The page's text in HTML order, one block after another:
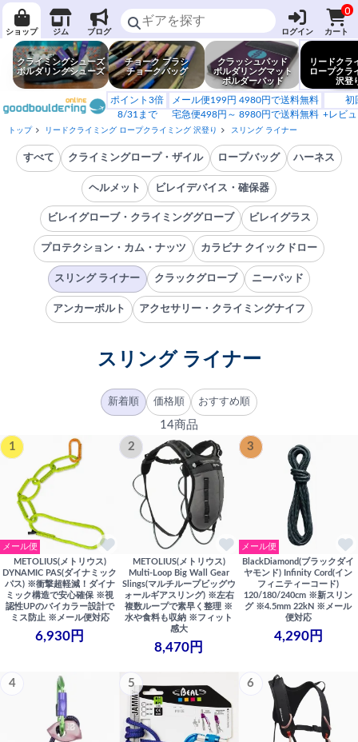
ショップ ジム ブログ ログイン
0
カート
クライミングシューズ
ボルダリングシューズ
チョーク ブラシ
チョークバッグ
クラッシュパッド
ボルダリングマット
ボルダーパッド
リードクラ
ロープクラ
沢登
ポイント3倍
8/31まで
メール便199円 4980円で送料無料
宅急便498円～ 8980円で送料無料
初
+レビ
トップ リードクライミング ロープクライミング 沢登り スリング ライナー
すべて クライミングロープ・ザイル ロープバッグ ハーネス
ヘルメット ビレイデバイス・確保器
ビレイグローブ・クライミンググローブ ビレイグラス
プロテクション・カム・ナッツ カラビナ クイックドロー
スリング ライナー クラックグローブ ニーパッド
アンカーボルト アクセサリー・クライミングナイフ
スリング ライナー
新着順 価格順 おすすめ順
14商品
1
メール便
METOLIUS(メトリウス)
DYNAMIC PAS(ダイナミック
パス) ※衝撃超軽減！ダイナ
ミック構造で安心確保 ※視
認性UPのバイカラー設計で
ミス防止 ※メール便対応
6,930円
2
METOLIUS(メトリウス)
Multi-Loop Big Wall Gear
Slings(マルチループビッグウ
ォールギアスリング) ※左右
複数ループで素早く整理 ※
水や食料も収納 ※フィット
感大
8,470円
3
メール便
BlackDiamond(ブラックダイ
ヤモンド) Infinity Cord(イン
フィニティーコード)
120/180/240cm ※新スリン
グ ※4.5mm 22kN ※メール
便対応
4,290円
4 5 6